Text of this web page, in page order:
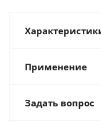
Применение
Задать вопрос